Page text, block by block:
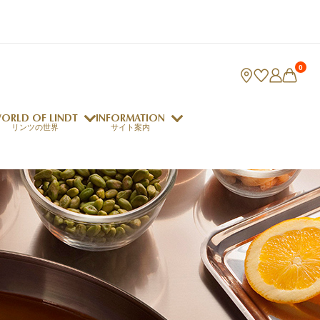
0
クレマジェラータ
OF LINDT
リンツの世界
グ リンツのチョコレートレシピ
ロジャーフェデラー
INFORMATION
サイト案内